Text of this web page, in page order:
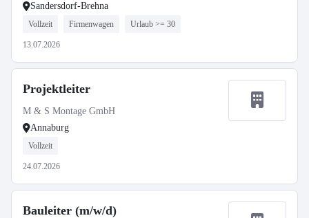
Sandersdorf-Brehna
Vollzeit Firmenwagen Urlaub >= 30
13.07.2026
Projektleiter
M & S Montage GmbH
Annaburg
Vollzeit
24.07.2026
Bauleiter (m/w/d)